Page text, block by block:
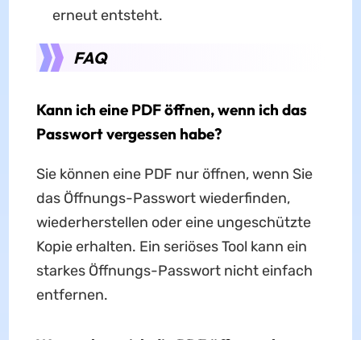
erneut entsteht.
FAQ
Kann ich eine PDF öffnen, wenn ich das
Passwort vergessen habe?
Sie können eine PDF nur öffnen, wenn Sie
das Öffnungs-Passwort wiederfinden,
wiederherstellen oder eine ungeschützte
Kopie erhalten. Ein seriöses Tool kann ein
starkes Öffnungs-Passwort nicht einfach
entfernen.